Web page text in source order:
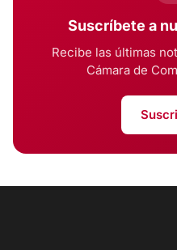
Suscríbete a
Recibe las últimas
Cámara de